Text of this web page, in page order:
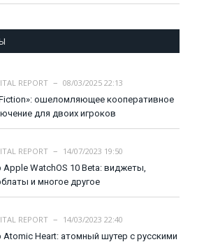
REPORT
08/03/2025 22:13
ошеломляющее кооперативное
для двоих игроков
REPORT
14/07/2023 19:50
WatchOS 10 Beta: виджеты,
и многое другое
REPORT
14/03/2023 22:40
Atomic Heart: атомный шутер с русскими